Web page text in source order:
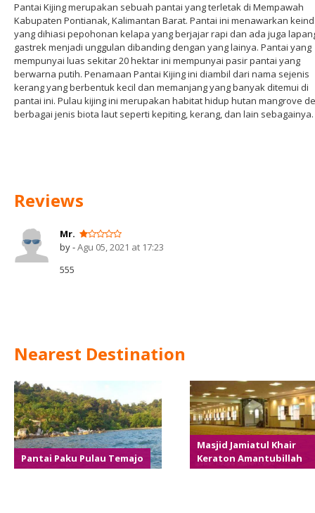
Pantai Kijing merupakan sebuah pantai yang terletak di Mempawah
Kabupaten Pontianak, Kalimantan Barat. Pantai ini menawarkan
yang dihiasi pepohonan kelapa yang berjajar rapi dan ada juga
gastrek menjadi unggulan dibanding dengan yang lainya. Pantai yang
mempunyai luas sekitar 20 hektar ini mempunyai pasir pantai yang
berwarna putih. Penamaan Pantai Kijing ini diambil dari nama sejenis
kerang yang berbentuk kecil dan memanjang yang banyak ditemui di
pantai ini. Pulau kijing ini merupakan habitat hidup hutan mangrove
berbagai jenis biota laut seperti kepiting, kerang, dan lain sebagainya.
Reviews
Mr.
by -Agu 05, 2021 at 17:23
555
Nearest Destination
Pantai Paku Pulau Temajo
Masjid Jamiatul Khair
Keraton Amantubillah